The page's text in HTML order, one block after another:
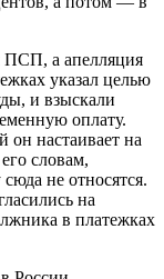
ПСП, а апелляция
указал целью
и взыскали
оплату.
настаивает на
словам,
не относятся.
на
в платежках